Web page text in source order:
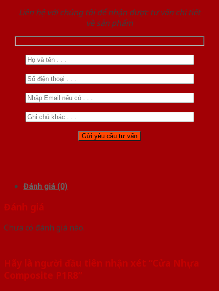
Liên hệ với chúng tôi để nhận được tư vấn chi tiết
về sản phẩm
Đánh giá (0)
Đánh giá
Chưa có đánh giá nào.
Hãy là người đầu tiên nhận xét “Cửa Nhựa
Composite P1R8”